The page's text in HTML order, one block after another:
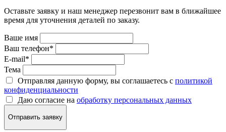
Оставьте заявку и наш менеджер перезвонит вам в ближайшее
время для уточнения деталей по заказу.
Ваше имя
Ваш телефон*
E-mail*
Тема
Отправляя данную форму, вы соглашаетесь с политикой
конфиденциальности
Даю согласие на обработку персональных данных
Отправить заявку